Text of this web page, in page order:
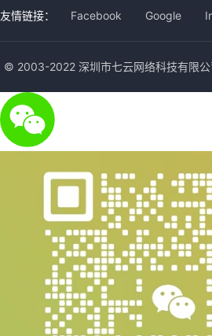
友情链接： Facebook Google
© 2003-2022 深圳市七云网络科技有限